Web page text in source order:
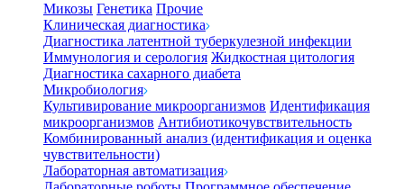
Микозы Генетика Прочие
Клиническая диагностика
Диагностика латентной туберкулезной инфекции
Иммунология и серология Жидкостная цитология
Диагностика сахарного диабета
Микробиология
Культивирование микроорганизмов Идентификация
микроорганизмов Антибиотикочувствительность
Комбинированный анализ (идентификация и оценка
чувствительности)
Лабораторная автоматизация